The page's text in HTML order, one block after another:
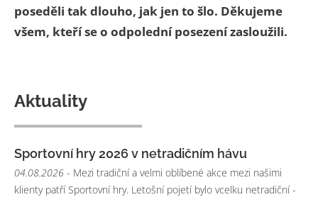
poseděli tak dlouho, jak jen to šlo. Děkujeme
všem, kteří se o odpolední posezení zasloužili.
Aktuality
Sportovní hry 2026 v netradičním hávu
04.08.2026 - Mezi tradiční a velmi oblíbené akce mezi našimi
klienty patří Sportovní hry. Letošní pojetí bylo vcelku netradiční -